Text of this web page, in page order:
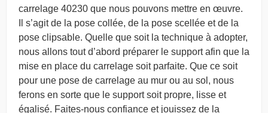
carrelage 40230 que nous pouvons mettre en œuvre.
Il s’agit de la pose collée, de la pose scellée et de la
pose clipsable. Quelle que soit la technique à adopter,
nous allons tout d’abord préparer le support afin que la
mise en place du carrelage soit parfaite. Que ce soit
pour une pose de carrelage au mur ou au sol, nous
ferons en sorte que le support soit propre, lisse et
égalisé. Faites-nous confiance et jouissez de la